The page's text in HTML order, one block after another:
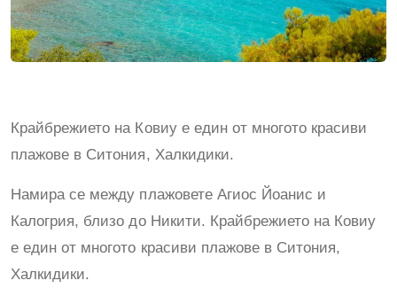
Крайбрежието на Ковиу е един от многото красиви
плажове в Ситония, Халкидики.
Намира се между плажовете Агиос Йоанис и
Калогрия, близо до Никити. Крайбрежието на Ковиу
е един от многото красиви плажове в Ситония,
Халкидики.